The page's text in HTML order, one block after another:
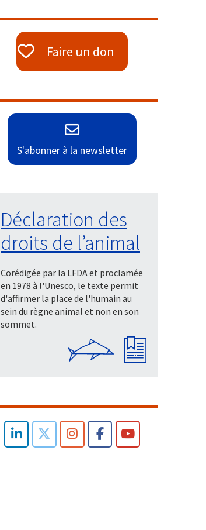
Faire un don
S'abonner à la newsletter
Déclaration des
droits de l’animal
Corédigée par la LFDA et proclamée
en 1978 à l'Unesco, le texte permit
d'affirmer la place de l'humain au
sein du règne animal et non en son
sommet.